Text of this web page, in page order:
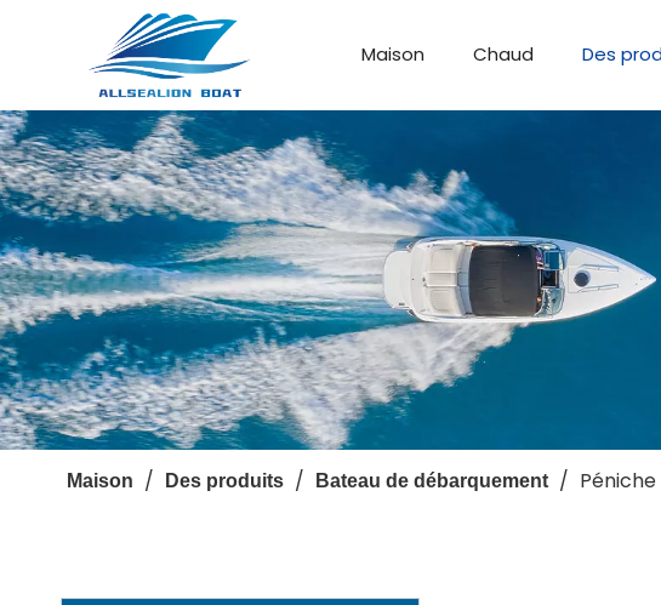
Maison Chaud Des
Maison / Des produits / Bateau de débarquement /